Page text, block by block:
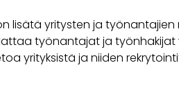
lisätä yritysten ja
työnantajat ja työnhakijat
yrityksistä ja niiden